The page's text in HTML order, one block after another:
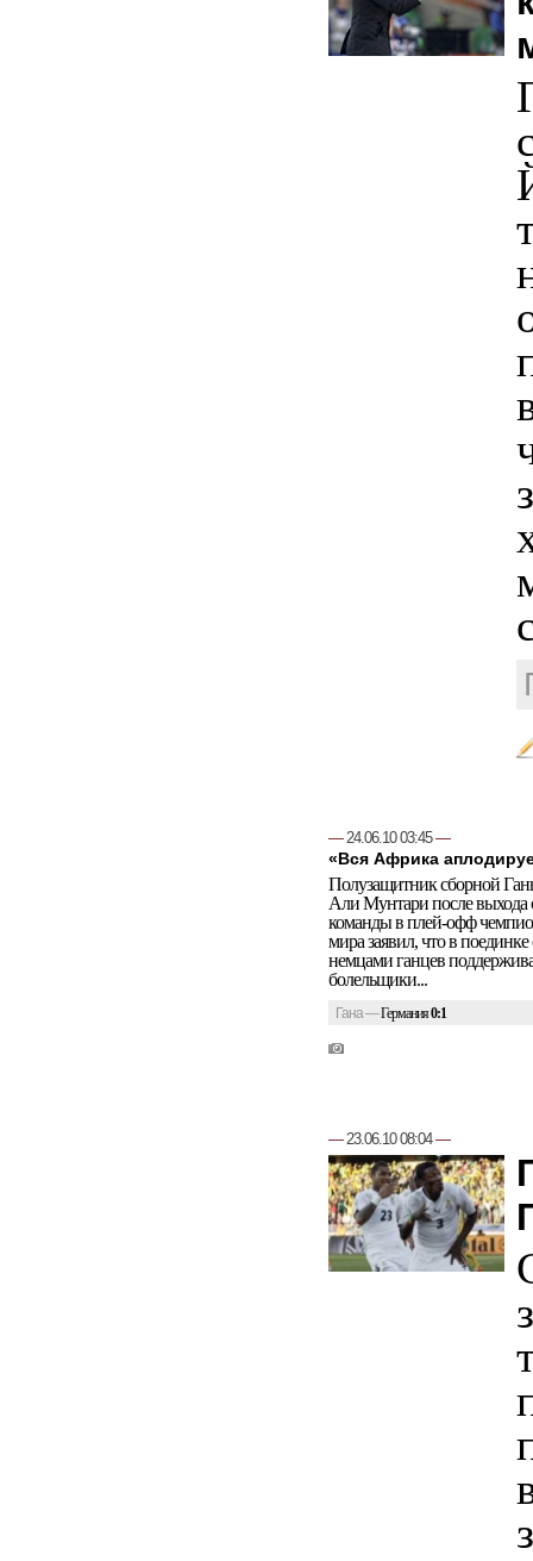
—24.06.10 03:45—
«Вся Африка
Полузащитник сборной
Али Мунтари после выхода
команды в плей-офф
мира заявил, что в поединке
немцами ганцев
болельщики...
Гана—Германия0:1
—23.06.10 08:04—